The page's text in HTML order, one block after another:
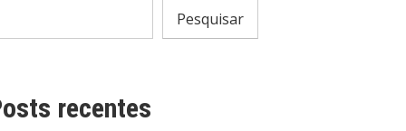
Pesquisar
recentes